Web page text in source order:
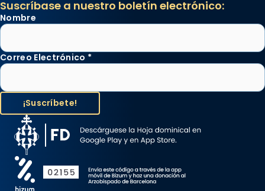
Suscríbase a nuestro boletín electrónico:
Nombre
Correo Electrónico *